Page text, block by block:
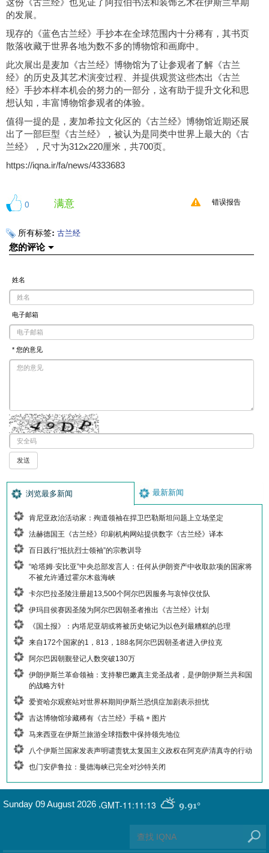
这份《古兰经》也见证了阿拉伯书法和装饰艺术在伊斯兰早期
的发展。
现存的《蓝色古兰经》手抄本在全球范围内十分稀有，其书页
散落收藏于世界各地为数不多的博物馆和画廊中。
此次展出是麦加《古兰经》博物馆为了让参观者了解《古兰
经》的历史及其艺术演变过程、并提供观赏这些杰出《古兰
经》手抄本样本机会的努力的一部分，这有助于提升文化和思
想认知，丰富博物馆参观者的体验。
值得一提的是，麦加希拉文化区的《古兰经》博物馆近期还展
出了一部巨型《古兰经》，被认为是同类中世界上最大的《古
兰经》，尺寸为312x220厘米，共700页。
https://iqna.ir/fa/news/4333683
0 满意 错误报告
所有标签: 古兰经
您的评论
姓名
电子邮箱
* 您的意见
浏览最多新闻 最新新闻
肯尼亚政治活动家：殉道领袖在捍卫巴勒斯坦问题上立场坚定
法赫德国王《古兰经》印刷机构网站提供数字《古兰经》译本
百日践行“抵抗烈士领袖”的宗教训导
“哈塔姆·安比亚”中央总部发言人：任何从伊朗资产中收取款项的国家将
不被允许通过霍尔木兹海峡
卡尔巴拉圣陵注册超13,500个阿尔巴因服务与哀悼仪仗队
伊玛目侯赛因圣陵为阿尔巴因朝圣者推出《古兰经》计划
《国土报》：内塔尼亚胡或将被历史铭记为以色列最糟糕的总理
来自172个国家的1，813，188名阿尔巴因朝圣者进入伊拉克
阿尔巴因朝觐登记人数突破130万
伊朗伊斯兰革命领袖：支持黎巴嫩真主党圣战者，是伊朗伊斯兰共和国
的战略方针
爱资哈尔观察站对世界杯期间伊斯兰恐惧症加剧表示担忧
吉达博物馆珍藏稀有《古兰经》手稿 + 图片
马来西亚在伊斯兰旅游全球指数中保持领先地位
八个伊斯兰国家发表声明谴责犹太复国主义政权在阿克萨清真寺的行动
也门安萨鲁拉：曼德海峡已完全对沙特关闭
GMT-11:11:13 9.91°
Sunday 09 August 2026 ,